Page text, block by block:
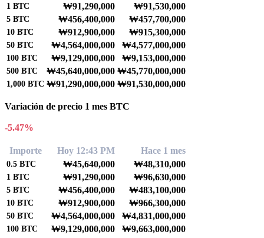
1 BTC ₩91,290,000 ₩91,530,000
5 BTC ₩456,400,000 ₩457,700,000
10 BTC ₩912,900,000 ₩915,300,000
50 BTC ₩4,564,000,000 ₩4,577,000,000
100 BTC ₩9,129,000,000 ₩9,153,000,000
500 BTC ₩45,640,000,000 ₩45,770,000,000
1,000 BTC ₩91,290,000,000 ₩91,530,000,000
Variación de precio 1 mes BTC
-5.47%
Importe Hoy 12:43 PM Hace 1 mes
0.5 BTC ₩45,640,000 ₩48,310,000
1 BTC ₩91,290,000 ₩96,630,000
5 BTC ₩456,400,000 ₩483,100,000
10 BTC ₩912,900,000 ₩966,300,000
50 BTC ₩4,564,000,000 ₩4,831,000,000
100 BTC ₩9,129,000,000 ₩9,663,000,000